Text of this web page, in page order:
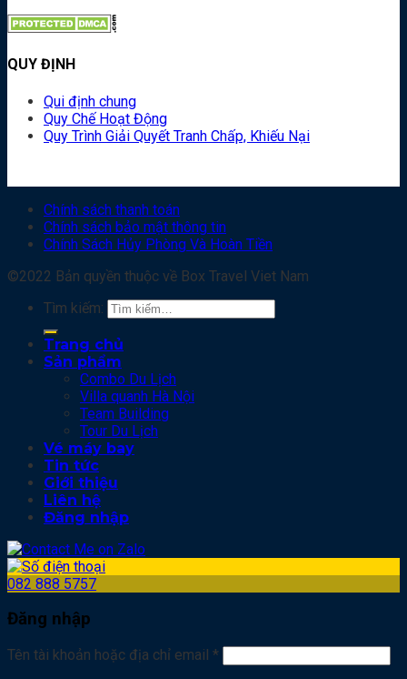
QUY ĐỊNH
Qui định chung
Quy Chế Hoạt Động
Quy Trình Giải Quyết Tranh Chấp, Khiếu Nại
Chính sách thanh toán
Chính sách bảo mật thông tin
Chính Sách Hủy Phòng Và Hoàn Tiền
©2022 Bản quyền thuộc về Box Travel Viet Nam
Tìm kiếm:
Trang chủ
Sản phẩm
Combo Du Lịch
Villa quanh Hà Nội
Team Building
Tour Du Lịch
Vé máy bay
Tin tức
Giới thiệu
Liên hệ
Đăng nhập
082 888 5757
Đăng nhập
Tên tài khoản hoặc địa chỉ email *